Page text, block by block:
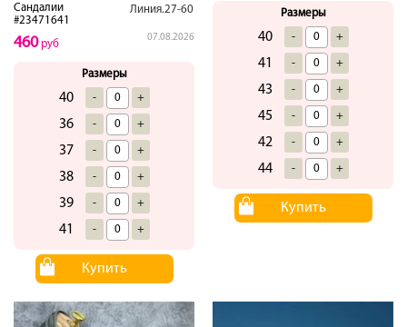
Сандалии
#23471641
Линия.27-60
07.08.2026
460руб
Размеры
40 - +
36 - +
37 - +
38 - +
39 - +
41 - +
Купить
Размеры
40 - +
41 - +
43 - +
45 - +
42 - +
44 - +
Купить